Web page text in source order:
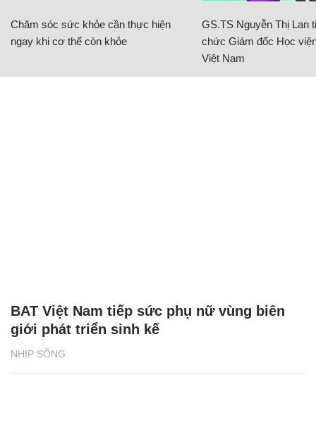
Chăm sóc sức khỏe cần thực hiện
ngay khi cơ thể còn khỏe
GS.TS Nguyễn Thị Lan
chức Giám đốc Học
Việt Nam
NHỊP SỐNG
BAT Việt Nam tiếp sức phụ nữ vùng biên
giới phát triển sinh kế